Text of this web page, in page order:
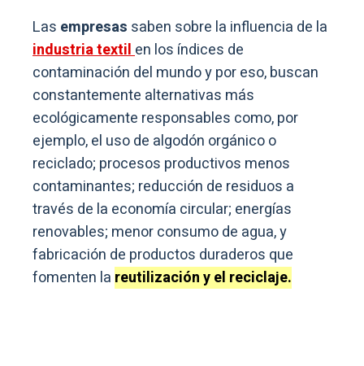
Las empresas saben sobre la influencia de la
industria textilen los índices de
contaminación del mundo y por eso, buscan
constantemente alternativas más
ecológicamente responsables como, por
ejemplo, el uso de algodón orgánico o
reciclado; procesos productivos menos
contaminantes; reducción de residuos a
través de la economía circular; energías
renovables; menor consumo de agua, y
fabricación de productos duraderos que
fomenten la reutilización y el reciclaje.